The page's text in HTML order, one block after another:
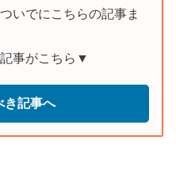
いでにこちらの記事ま
事がこちら▼
き記事へ